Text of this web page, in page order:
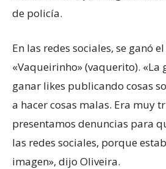
de policía.
En las redes sociales, se ganó
«Vaqueirinho» (vaquerito). «La
ganar likes publicando cosas
a hacer cosas malas. Era muy
presentamos denuncias para
las redes sociales, porque
imagen», dijo Oliveira.